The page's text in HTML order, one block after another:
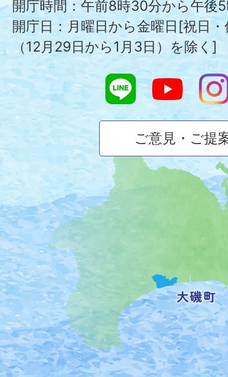
磯
町
の
位
置
を
記
し
た
地
図。
神
開庁時間：午前8時30分から午後
開庁日：月曜日から金曜日[祝日
（12月29日から1月3日）を除く]
ご意見・ご提